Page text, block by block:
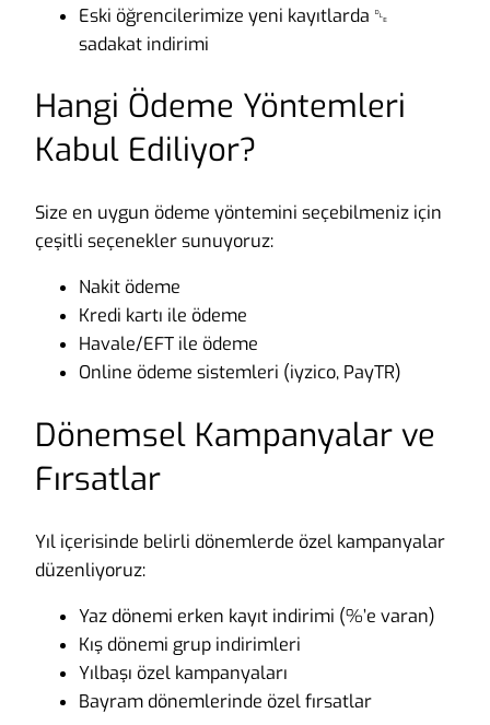
Eski öğrencilerimize yeni kayıtlarda ␐
sadakat indirimi
Hangi Ödeme Yöntemleri
Kabul Ediliyor?
Size en uygun ödeme yöntemini seçebilmeniz için
çeşitli seçenekler sunuyoruz:
Nakit ödeme
Kredi kartı ile ödeme
Havale/EFT ile ödeme
Online ödeme sistemleri (iyzico, PayTR)
Dönemsel Kampanyalar ve
Fırsatlar
Yıl içerisinde belirli dönemlerde özel kampanyalar
düzenliyoruz:
Yaz dönemi erken kayıt indirimi (%’e varan)
Kış dönemi grup indirimleri
Yılbaşı özel kampanyaları
Bayram dönemlerinde özel fırsatlar